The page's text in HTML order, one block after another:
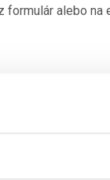
alebo na